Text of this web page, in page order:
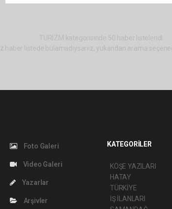
TURİZM kategorisinde 50 haber listelendi.
haber listede bulamadıysanız, yukarıdan arama
Foto Galeri
Video Galeri
Yazarlar
Arşivler
KATEGORİLER
KÖŞE YAZILARI
HATAY
TÜRKİYE
İŞ İLANLARI